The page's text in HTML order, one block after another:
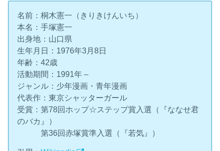
名前：桐木憲一（きりきけんいち）
本名：手塚憲一
出身地：山口県
生年月日：1976年3月8日
年齢：42歳
活動期間：1991年 –
ジャンル：少年漫画・青年漫画
代表作：東京シャッターガール
受賞：第78回ホップ☆ステップ賞入選（『ななせ君
のバカ』）
第36回赤塚賞準入選（『若気』）